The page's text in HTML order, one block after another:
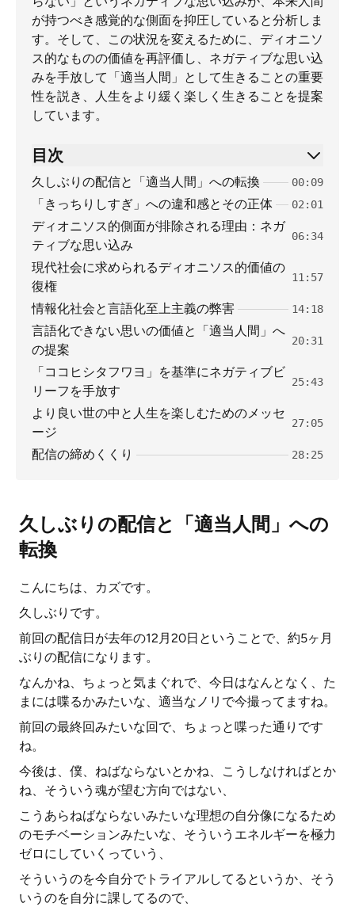
が持つべき感覚的な側面を抑圧していると分析しま
す。そして、この状況を変えるために、ディオニソ
ス的なものの価値を再評価し、ネガティブな思い込
みを手放して「適当人間」として生きることの重要
性を説き、人生をより緩く楽しく生きることを提案
しています。
目次
久しぶりの配信と「適当人間」への転換 00:09
「きっちりしすぎ」への違和感とその正体 02:01
ディオニソス的側面が排除される理由：ネガ
ティブな思い込み
06:34
現代社会に求められるディオニソス的価値の
復権
11:57
情報化社会と言語化至上主義の弊害 14:18
言語化できない思いの価値と「適当人間」へ
の提案
20:31
「ココヒシタフワヨ」を基準にネガティブビ
リーフを手放す
25:43
より良い世の中と人生を楽しむためのメッセ
ージ
27:05
配信の締めくくり 28:25
久しぶりの配信と「適当人間」への
転換
こんにちは、カズです。
久しぶりです。
前回の配信日が去年の12月20日ということで、約5ヶ月
ぶりの配信になります。
なんかね、ちょっと気まぐれで、今日はなんとなく、た
まには喋るかみたいな、適当なノリで今撮ってますね。
前回の最終回みたいな回で、ちょっと喋った通りです
ね。
今後は、僕、ねばならないとかね、こうしなければとか
ね、そういう魂が望む方向ではない、
こうあらねばならないみたいな理想の自分像になるため
のモチベーションみたいな、そういうエネルギーを極力
ゼロにしていくっていう、
そういうのを今自分でトライアルしてるというか、そう
いうのを自分に課してるので、